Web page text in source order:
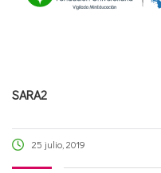
SARA2
25 julio, 2019